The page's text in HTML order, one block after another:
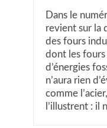
Dans le
revient sur la
des fours
dont les
d’énergies
n’aura rien
comme
l’illustrent : il